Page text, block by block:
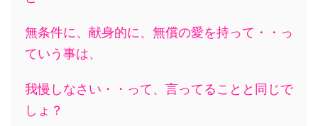
無条件に、献身的に、無償の愛を持って・・っ
ていう事は、
我慢しなさい・・って、言ってることと同じで
しょ？